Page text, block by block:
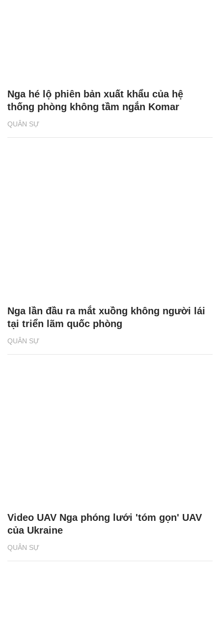
QUÂN SỰ
Nga hé lộ phiên bản xuất khẩu của hệ
thống phòng không tầm ngắn Komar
QUÂN SỰ
Nga lần đầu ra mắt xuồng không người lái
tại triển lãm quốc phòng
QUÂN SỰ
Video UAV Nga phóng lưới 'tóm gọn' UAV
của Ukraine